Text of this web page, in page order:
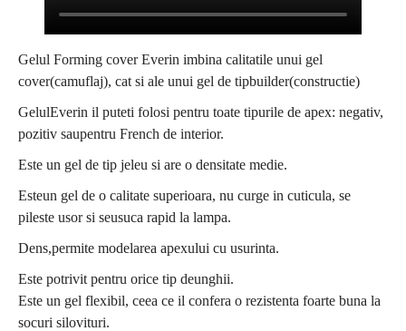
Gelul Forming cover Everin imbina calitatile unui gel
cover(camuflaj), cat si ale unui gel de tipbuilder(constructie)
GelulEverin il puteti folosi pentru toate tipurile de apex: negativ,
pozitiv saupentru French de interior.
Este un gel de tip jeleu si are o densitate medie.
Esteun gel de o calitate superioara, nu curge in cuticula, se
pileste usor si seusuca rapid la lampa.
Dens,permite modelarea apexului cu usurinta.
Este potrivit pentru orice tip deunghii.
Este un gel flexibil, ceea ce il confera o rezistenta foarte buna la
socuri silovituri.